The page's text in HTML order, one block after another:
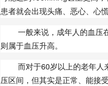
患者就会出现头痛、恶心、心
一般来说，成年人的血压在
则属于血压升高。
而对于60岁以上的老年人来
压区间，但其实是正常、能接受